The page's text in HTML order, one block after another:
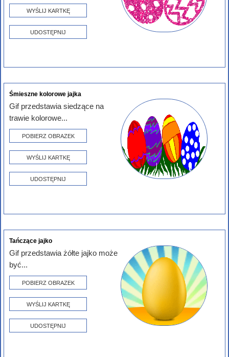
WYŚLIJ KARTKĘ
UDOSTĘPNIJ
Śmieszne kolorowe jajka
Gif przedstawia siedzące na
trawie kolorowe...
POBIERZ OBRAZEK
WYŚLIJ KARTKĘ
UDOSTĘPNIJ
Tańczące jajko
Gif przedstawia żółte jajko może
być...
POBIERZ OBRAZEK
WYŚLIJ KARTKĘ
UDOSTĘPNIJ